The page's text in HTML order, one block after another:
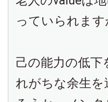
っていられます
己の能力の低
れがちな余生